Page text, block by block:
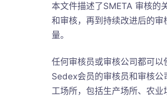
本文件描述了SMETA 审核的
和审核，再到持续改进后的
量。
任何审核员或审核公司都可
Sedex会员的审核员和审核公
工场所，包括生产场所、农业